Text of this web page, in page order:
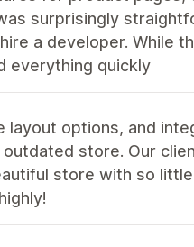
surprisingly
a developer. While
everything quickly
options, and
store. Our
store with so